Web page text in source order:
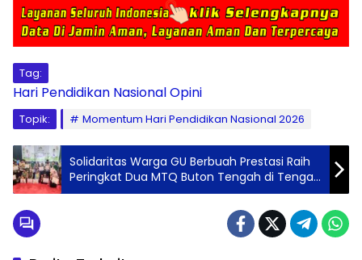
Tag:
Hari Pendidikan NasionalOpini
Topik: Momentum Hari Pendidikan Nasional 2026
Solidaritas Warga GU Berbuah Prestasi Raih
Peringkat Dua MTQ Buton Tengah di Tengah
Keterbatasan